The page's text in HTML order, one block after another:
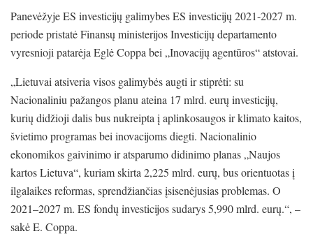
Panevėžyje ES investicijų galimybes ES investicijų 2021-2027 m.
periode pristatė Finansų ministerijos Investicijų departamento
vyresnioji patarėja Eglė Coppa bei „Inovacijų agentūros“ atstovai.
„Lietuvai atsiveria visos galimybės augti ir stiprėti: su
Nacionaliniu pažangos planu ateina 17 mlrd. eurų investicijų,
kurių didžioji dalis bus nukreipta į aplinkosaugos ir klimato kaitos,
švietimo programas bei inovacijoms diegti. Nacionalinio
ekonomikos gaivinimo ir atsparumo didinimo planas „Naujos
kartos Lietuva“, kuriam skirta 2,225 mlrd. eurų, bus orientuotas į
ilgalaikes reformas, sprendžiančias įsisenėjusias problemas. O
2021–2027 m. ES fondų investicijos sudarys 5,990 mlrd. eurų.“, –
sakė E. Coppa.